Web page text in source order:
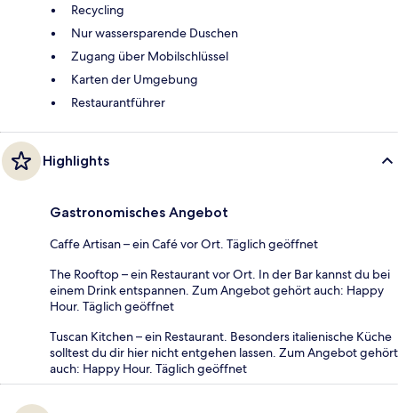
Recycling
Nur wassersparende Duschen
Zugang über Mobilschlüssel
Karten der Umgebung
Restaurantführer
Highlights
Gastronomisches Angebot
Caffe Artisan – ein Café vor Ort. Täglich geöffnet
The Rooftop – ein Restaurant vor Ort. In der Bar kannst du bei
einem Drink entspannen. Zum Angebot gehört auch: Happy
Hour. Täglich geöffnet
Tuscan Kitchen – ein Restaurant. Besonders italienische Küche
solltest du dir hier nicht entgehen lassen. Zum Angebot gehört
auch: Happy Hour. Täglich geöffnet